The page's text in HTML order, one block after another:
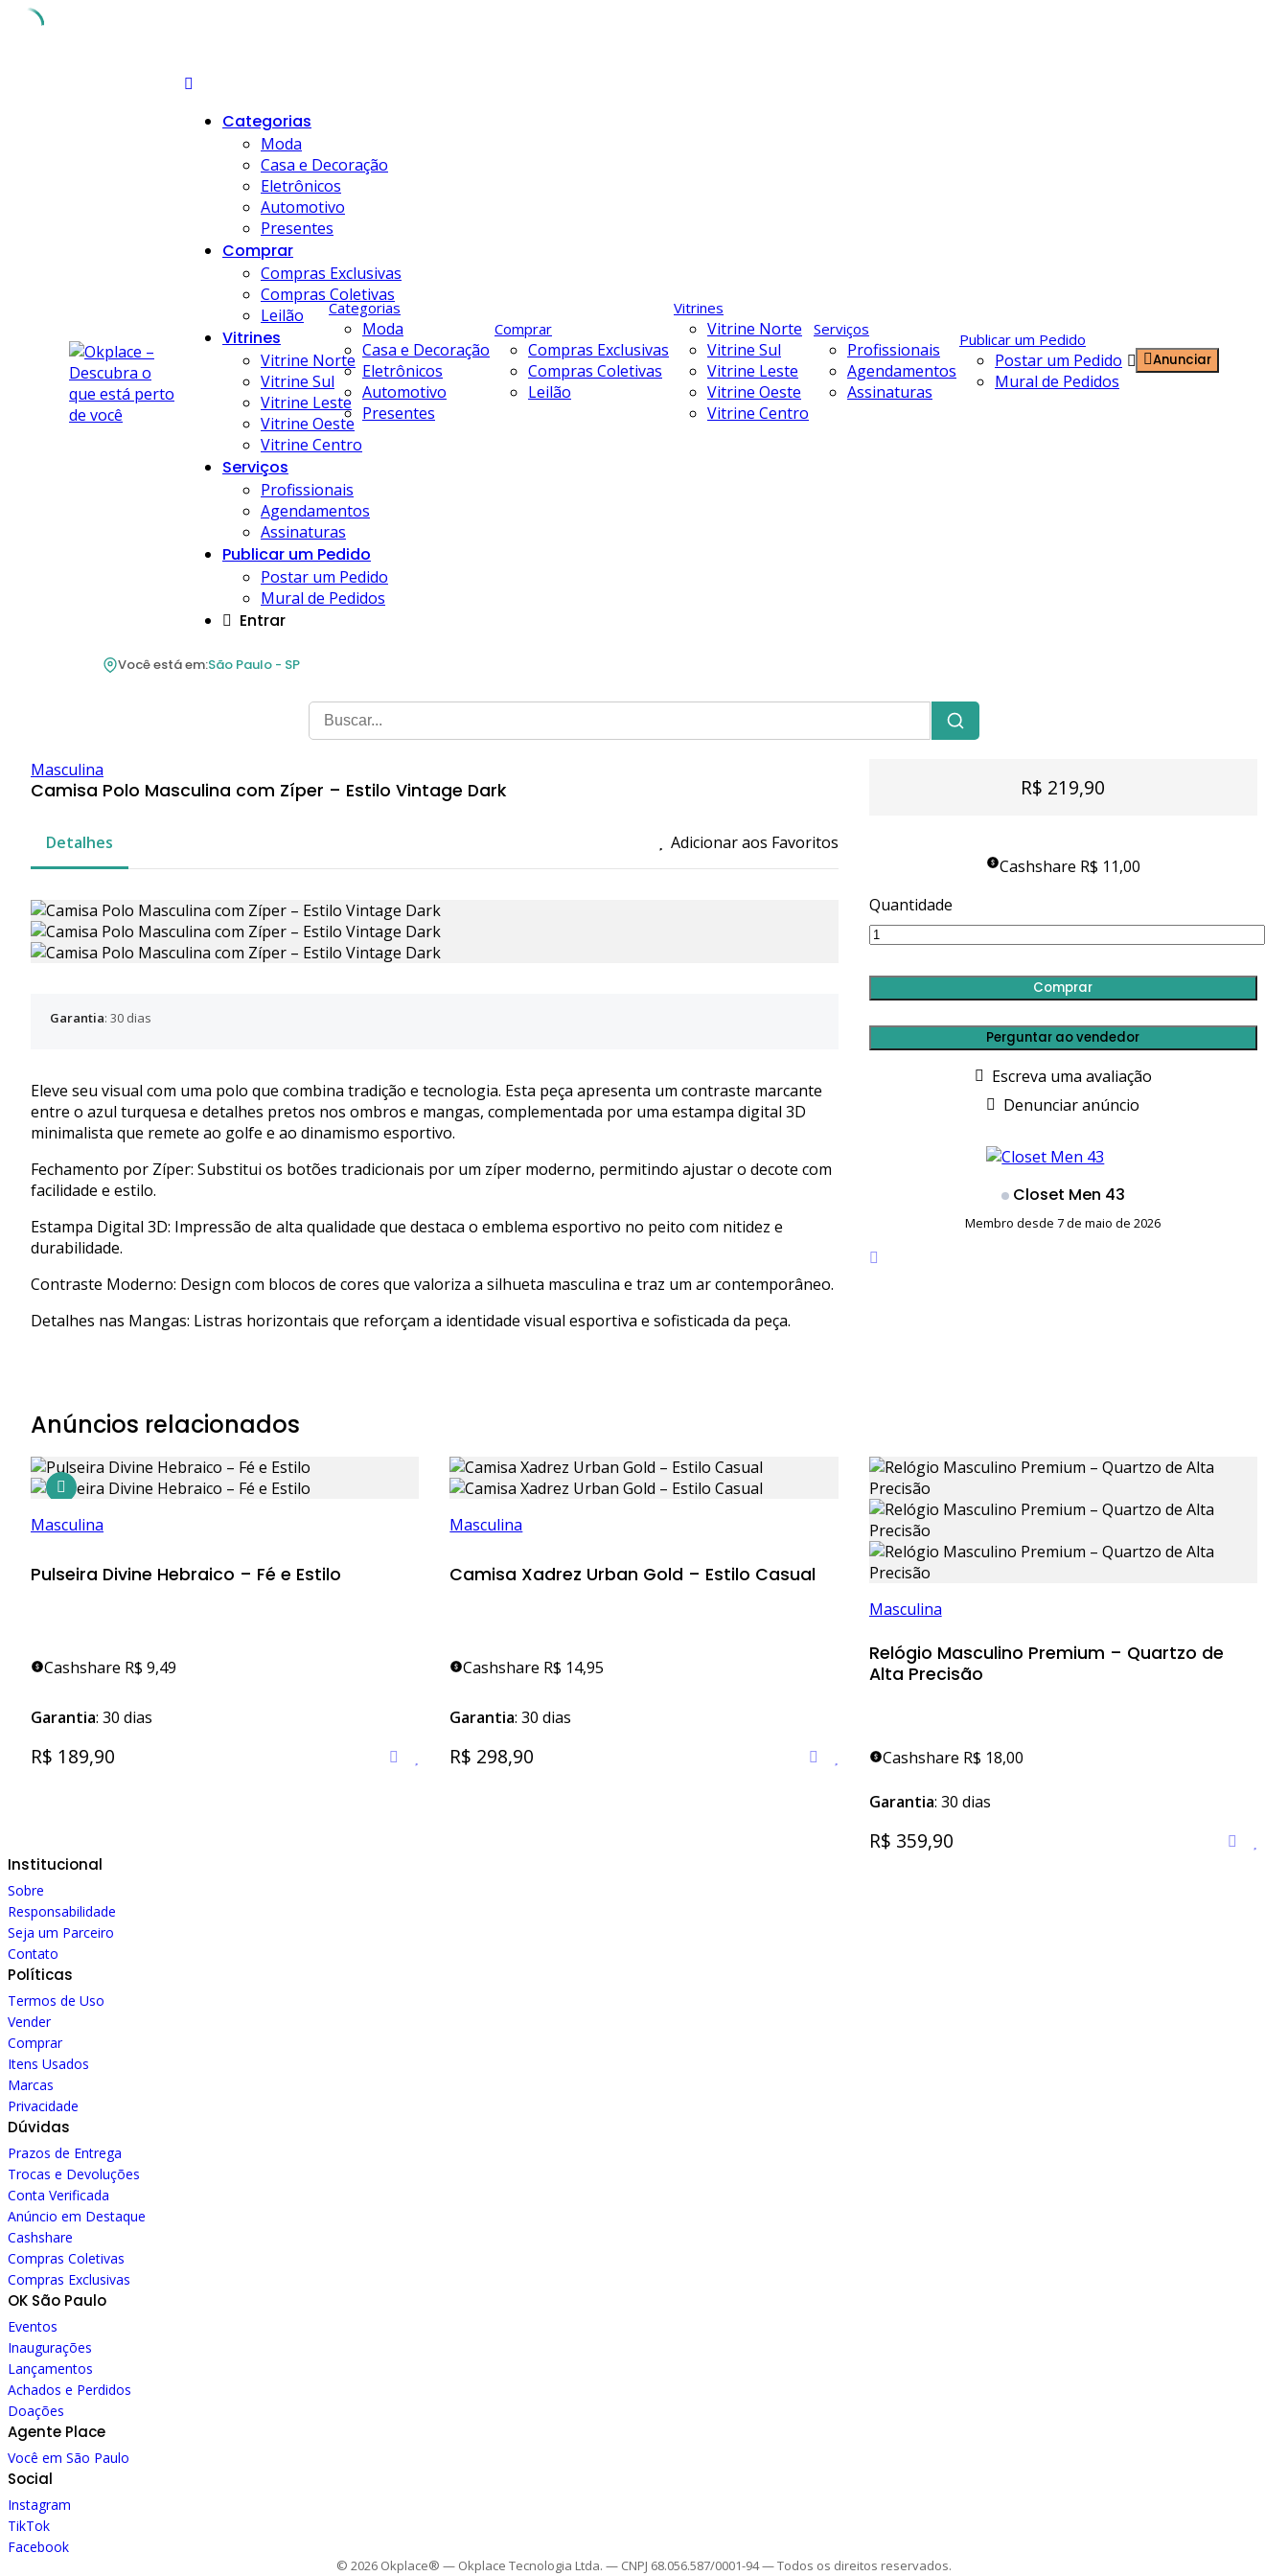
Categorias
Moda
Casa e Decoração
Eletrônicos
Automotivo
Presentes
Comprar
Compras Exclusivas
Compras Coletivas
Leilão
Vitrines
Vitrine Norte
Vitrine Sul
Vitrine Leste
Vitrine Oeste
Vitrine Centro
Serviços
Profissionais
Agendamentos
Assinaturas
Publicar um Pedido
Postar um Pedido
Mural de Pedidos
Entrar
Categorias
Moda
Casa e Decoração
Eletrônicos
Automotivo
Presentes
Comprar
Compras Exclusivas
Compras Coletivas
Leilão
Vitrines
Vitrine Norte
Vitrine Sul
Vitrine Leste
Vitrine Oeste
Vitrine Centro
Serviços
Profissionais
Agendamentos
Assinaturas
Publicar um Pedido
Postar um Pedido
Mural de Pedidos
Entrar
Anunciar
Você está em:São Paulo - SP
Masculina
Camisa Polo Masculina com Zíper – Estilo Vintage Dark
Detalhes Adicionar aos Favoritos
Garantia: 30 dias
Eleve seu visual com uma polo que combina tradição e tecnologia. Esta peça apresenta um contraste marcante
entre o azul turquesa e detalhes pretos nos ombros e mangas, complementada por uma estampa digital 3D
minimalista que remete ao golfe e ao dinamismo esportivo.
Fechamento por Zíper: Substitui os botões tradicionais por um zíper moderno, permitindo ajustar o decote com
facilidade e estilo.
Estampa Digital 3D: Impressão de alta qualidade que destaca o emblema esportivo no peito com nitidez e
durabilidade.
Contraste Moderno: Design com blocos de cores que valoriza a silhueta masculina e traz um ar contemporâneo.
Detalhes nas Mangas: Listras horizontais que reforçam a identidade visual esportiva e sofisticada da peça.
R$ 219,90
Cashshare R$ 11,00
Quantidade
Comprar
Perguntar ao vendedor
Escreva uma avaliação
Denunciar anúncio
Closet Men 43
Membro desde 7 de maio de 2026
Anúncios relacionados
Masculina
Pulseira Divine Hebraico – Fé e Estilo
Cashshare R$ 9,49
Garantia: 30 dias
R$ 189,90
Masculina
Camisa Xadrez Urban Gold – Estilo Casual
Cashshare R$ 14,95
Garantia: 30 dias
R$ 298,90
Masculina
Relógio Masculino Premium – Quartzo de
Alta Precisão
Cashshare R$ 18,00
Garantia: 30 dias
R$ 359,90
Institucional
Sobre
Responsabilidade
Seja um Parceiro
Contato
Políticas
Termos de Uso
Vender
Comprar
Itens Usados
Marcas
Privacidade
Dúvidas
Prazos de Entrega
Trocas e Devoluções
Conta Verificada
Anúncio em Destaque
Cashshare
Compras Coletivas
Compras Exclusivas
OK São Paulo
Eventos
Inaugurações
Lançamentos
Achados e Perdidos
Doações
Agente Place
Você em São Paulo
Social
Instagram
TikTok
Facebook
© 2026 Okplace® — Okplace Tecnologia Ltda. — CNPJ 68.056.587/0001-94 — Todos os direitos reservados.